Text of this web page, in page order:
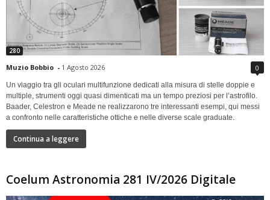
280
Muzio Bobbio - 1 Agosto 2026 0
Un viaggio tra gli oculari multifunzione dedicati alla misura di stelle doppie e
multiple, strumenti oggi quasi dimenticati ma un tempo preziosi per l’astrofilo.
Baader, Celestron e Meade ne realizzarono tre interessanti esempi, qui messi
a confronto nelle caratteristiche ottiche e nelle diverse scale graduate.
Continua a leggere
Coelum Astronomia 281 IV/2026 Digitale